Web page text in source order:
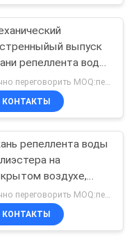
выпуск
репеллента воды
Бреатабле
на открытом
носки катания
КОНТАКТЫ
репеллента воды
на
воздухе,
носит сильную
ткань
лично переговорить MOQ:переговоров
КОНТАКТЫ